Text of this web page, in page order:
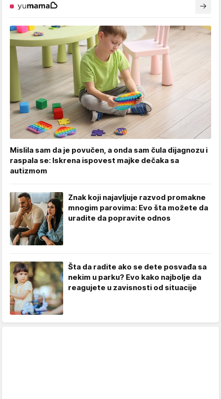
Mislila sam da je povučen, a onda sam čula dijagnozu i
raspala se: Iskrena ispovest majke dečaka sa
autizmom
Znak koji najavljuje razvod promakne
mnogim parovima: Evo šta možete da
uradite da popravite odnos
Šta da radite ako se dete posvađa sa
nekim u parku? Evo kako najbolje da
reagujete u zavisnosti od situacije